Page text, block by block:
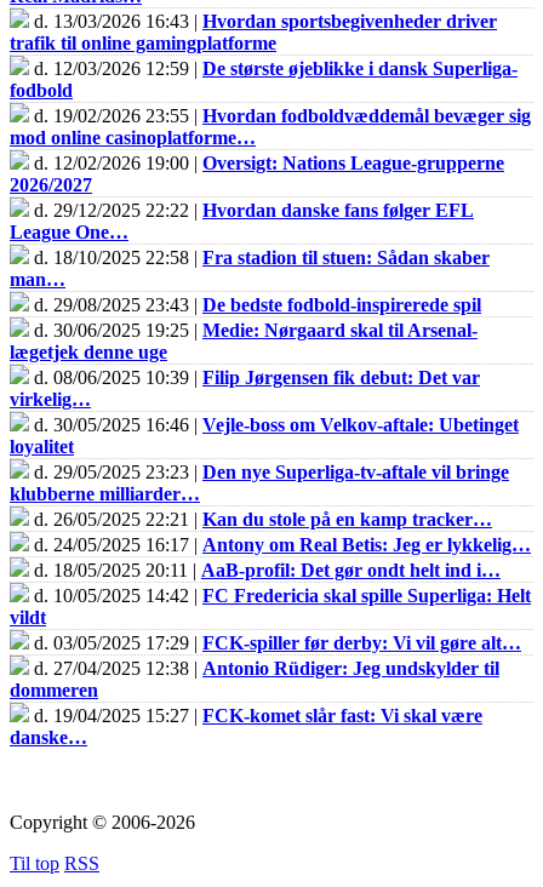
d. 13/03/2026 16:43 | Hvordan sportsbegivenheder driver
trafik til online gamingplatforme
d. 12/03/2026 12:59 | De største øjeblikke i dansk Superliga-
fodbold
d. 19/02/2026 23:55 | Hvordan fodboldvæddemål bevæger sig
mod online casinoplatforme…
d. 12/02/2026 19:00 | Oversigt: Nations League-grupperne
2026/2027
d. 29/12/2025 22:22 | Hvordan danske fans følger EFL
League One…
d. 18/10/2025 22:58 | Fra stadion til stuen: Sådan skaber
man…
d. 29/08/2025 23:43 | De bedste fodbold-inspirerede spil
d. 30/06/2025 19:25 | Medie: Nørgaard skal til Arsenal-
lægetjek denne uge
d. 08/06/2025 10:39 | Filip Jørgensen fik debut: Det var
virkelig…
d. 30/05/2025 16:46 | Vejle-boss om Velkov-aftale: Ubetinget
loyalitet
d. 29/05/2025 23:23 | Den nye Superliga-tv-aftale vil bringe
klubberne milliarder…
d. 26/05/2025 22:21 | Kan du stole på en kamp tracker…
d. 24/05/2025 16:17 | Antony om Real Betis: Jeg er lykkelig…
d. 18/05/2025 20:11 | AaB-profil: Det gør ondt helt ind i…
d. 10/05/2025 14:42 | FC Fredericia skal spille Superliga: Helt
vildt
d. 03/05/2025 17:29 | FCK-spiller før derby: Vi vil gøre alt…
d. 27/04/2025 12:38 | Antonio Rüdiger: Jeg undskylder til
dommeren
d. 19/04/2025 15:27 | FCK-komet slår fast: Vi skal være
danske…
Copyright © 2006-2026
Til top RSS